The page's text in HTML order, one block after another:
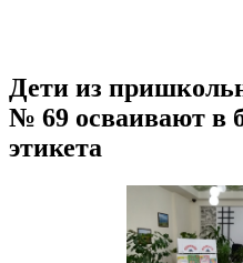
Дети из
№ 69 осваивают в
этикета